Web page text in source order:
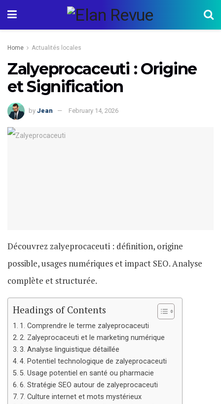
Home Actualités locales
Zalyeprocaceuti : Origine
et Signification
by Jean February 14, 2026
Découvrez zalyeprocaceuti : définition, origine
possible, usages numériques et impact SEO. Analyse
complète et structurée.
Headings of Contents
1. Comprendre le terme zalyeprocaceuti
2. Zalyeprocaceuti et le marketing numérique
3. Analyse linguistique détaillée
4. Potentiel technologique de zalyeprocaceuti
5. Usage potentiel en santé ou pharmacie
6. Stratégie SEO autour de zalyeprocaceuti
7. Culture internet et mots mystérieux